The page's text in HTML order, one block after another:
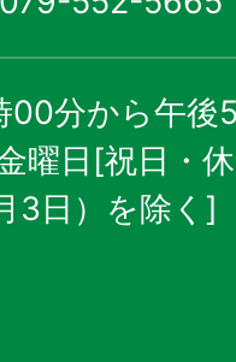
00分から午後
曜日[祝日・
3日）を除く]